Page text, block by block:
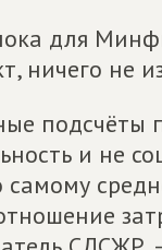
для
ничего не
подсчёты
и не